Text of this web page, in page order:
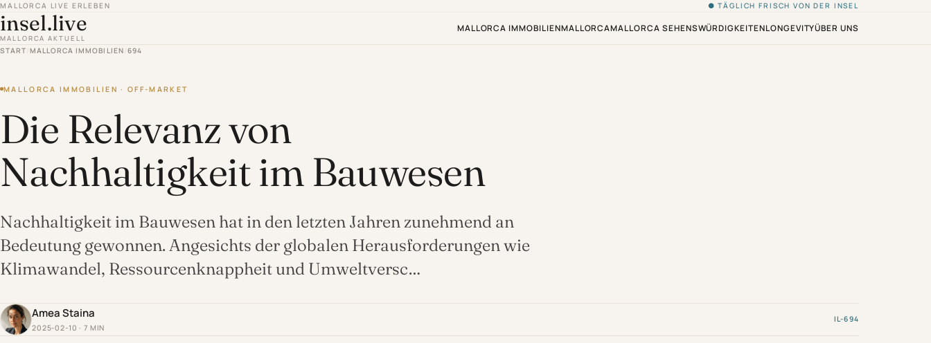
MALLORCA LIVE ERLEBEN ● TÄGLICH FRISCH VON DER INSEL
insel.live
MALLORCA AKTUELL
MALLORCA IMMOBILIENMALLORCAMALLORCA SEHENSWÜRDIGKEITENLONGEVITYÜBER UNS
START /MALLORCA IMMOBILIEN 694
MALLORCA IMMOBILIEN · OFF-MARKET
Die Relevanz von
Nachhaltigkeit im Bauwesen
Nachhaltigkeit im Bauwesen hat in den letzten Jahren zunehmend an
Bedeutung gewonnen. Angesichts der globalen Herausforderungen wie
Klimawandel, Ressourcenknappheit und Umweltversc…
Amea Staina
2025-02-10 · 7 MIN
IL-694